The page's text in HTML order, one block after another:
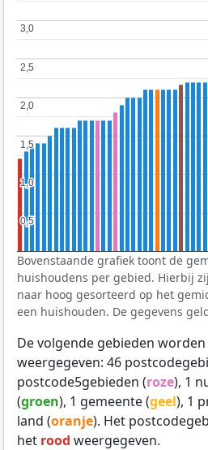
0,5
0,5
1,0
1,0
1,5
1,5
2,0
2,0
2,5
2,5
3,0
3,0
Bovenstaande grafiek toont de
huishoudens per gebied. Hierbij
naar hoog gesorteerd op het
een huishouden. De gegevens
De volgende gebieden
weergegeven: 46
postcode5gebieden (roze), 1
(groen), 1 gemeente (geel), 1
land (oranje). Het
het rood weergegeven.